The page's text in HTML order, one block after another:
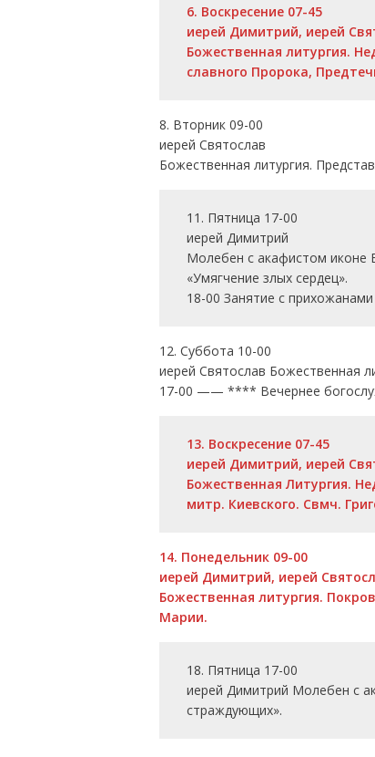
6. Воскресение 07-45
иерей Димитрий, иерей
Божественная литургия.
славного Пророка,
8. Вторник 09-00
иерей Святослав
Божественная литургия.
11. Пятница 17-00
иерей Димитрий
Молебен с акафистом иконе
«Умягчение злых сердец».
18-00 Занятие с
12. Суббота 10-00
иерей Святослав Божественная
17-00 —— **** Вечернее
13. Воскресение 07-45
иерей Димитрий, иерей
Божественная Литургия.
митр. Киевского. Свмч.
14. Понедельник 09-00
иерей Димитрий, иерей
Божественная литургия.
Марии.
18. Пятница 17-00
иерей Димитрий Молебен с
страждующих».